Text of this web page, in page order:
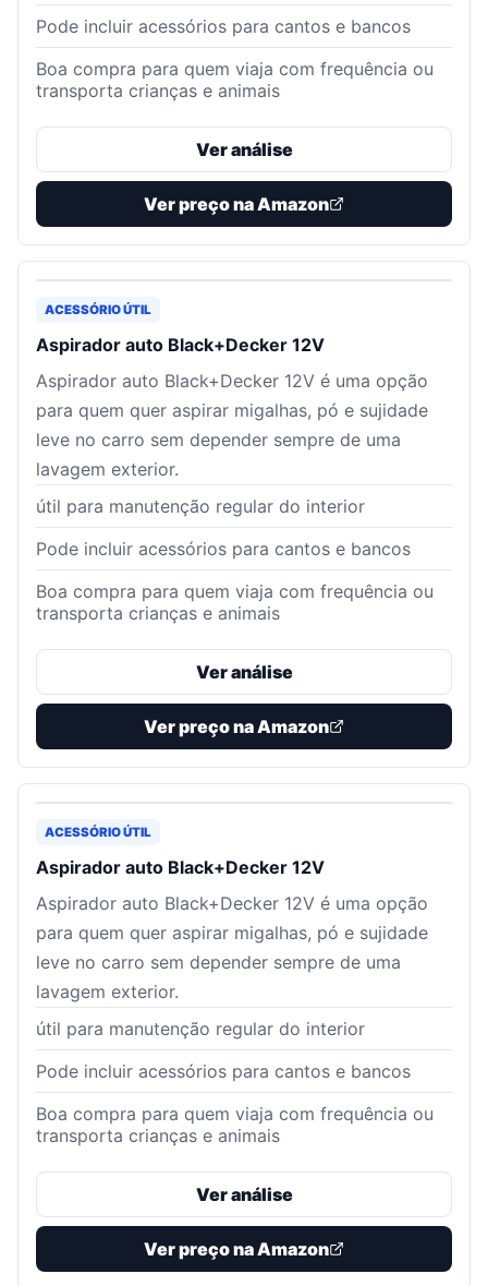
Pode incluir acessórios para cantos e bancos
Boa compra para quem viaja com frequência ou
transporta crianças e animais
Ver análise
Ver preço na Amazon
ACESSÓRIO ÚTIL
Aspirador auto Black+Decker 12V
Aspirador auto Black+Decker 12V é uma opção
para quem quer aspirar migalhas, pó e sujidade
leve no carro sem depender sempre de uma
lavagem exterior.
útil para manutenção regular do interior
Pode incluir acessórios para cantos e bancos
Boa compra para quem viaja com frequência ou
transporta crianças e animais
Ver análise
Ver preço na Amazon
ACESSÓRIO ÚTIL
Aspirador auto Black+Decker 12V
Aspirador auto Black+Decker 12V é uma opção
para quem quer aspirar migalhas, pó e sujidade
leve no carro sem depender sempre de uma
lavagem exterior.
útil para manutenção regular do interior
Pode incluir acessórios para cantos e bancos
Boa compra para quem viaja com frequência ou
transporta crianças e animais
Ver análise
Ver preço na Amazon